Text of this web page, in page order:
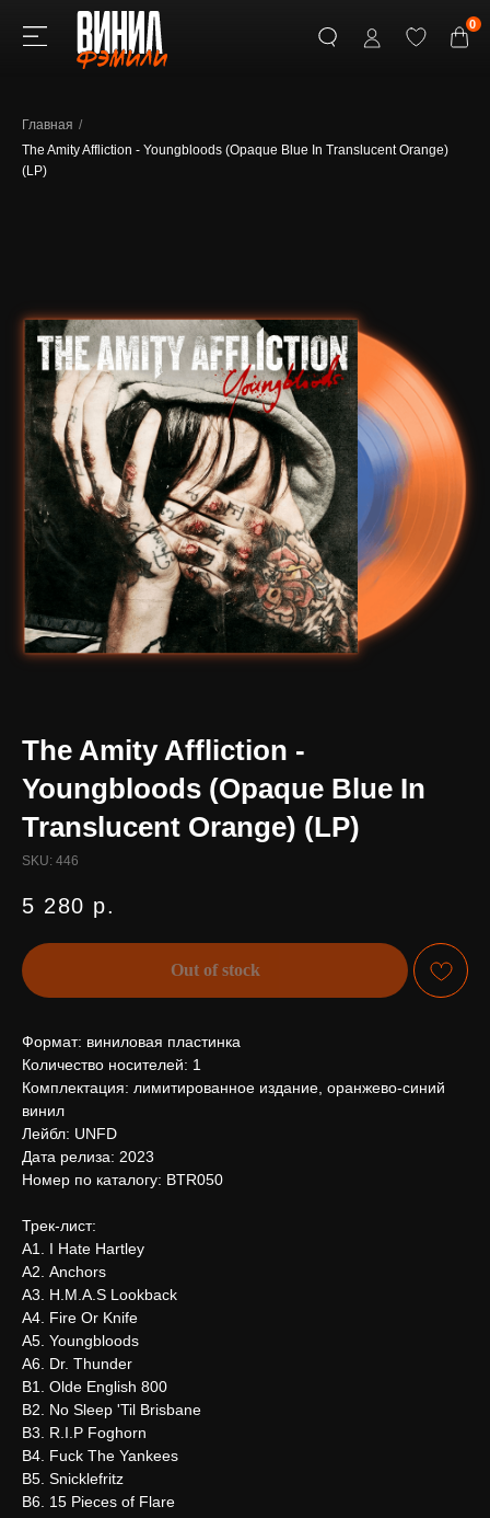
Главная /
The Amity Affliction - Youngbloods (Opaque Blue In Translucent Orange)
(LP)
The Amity Affliction -
Youngbloods (Opaque Blue In
Translucent Orange) (LP)
SKU: 446
5 280 р.
Out of stock
Формат: виниловая пластинка
Количество носителей: 1
Комплектация: лимитированное издание, оранжево-синий
винил
Лейбл: UNFD
Дата релиза: 2023
Номер по каталогу: BTR050
Трек-лист:
А1. I Hate Hartley
А2. Anchors
А3. H.M.A.S Lookback
А4. Fire Or Knife
А5. Youngbloods
А6. Dr. Thunder
В1. Olde English 800
В2. No Sleep 'Til Brisbane
В3. R.I.P Foghorn
В4. Fuck The Yankees
В5. Snicklefritz
В6. 15 Pieces of Flare